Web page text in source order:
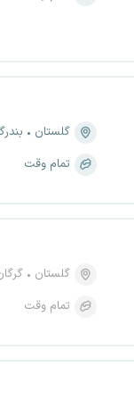
گلستان
تمام وقت
گلستان
تمام وقت